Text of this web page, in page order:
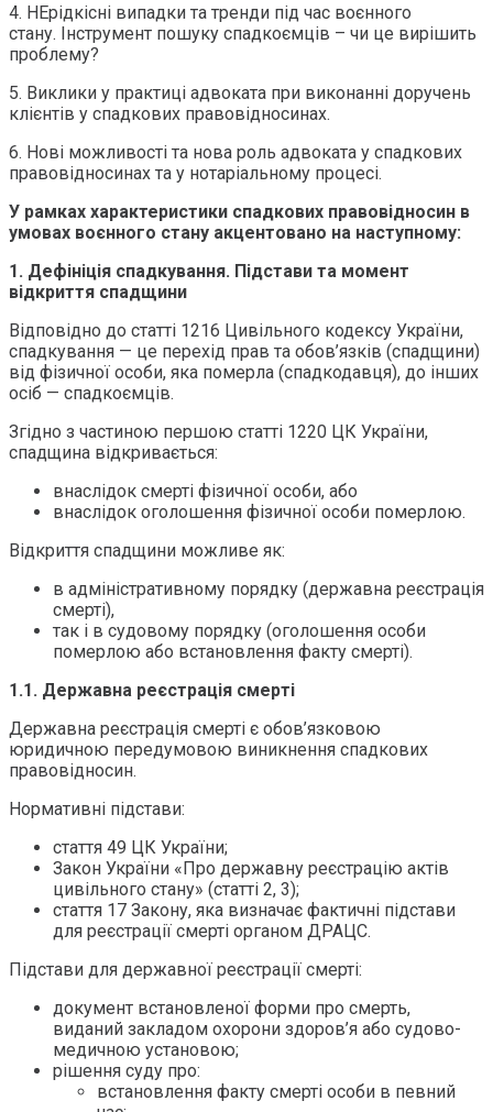
4. НЕрідкісні випадки та тренди під час воєнного
стану. Інструмент пошуку спадкоємців – чи це вирішить
проблему?
5. Виклики у практиці адвоката при виконанні доручень
клієнтів у спадкових правовідносинах.
6. Нові можливості та нова роль адвоката у спадкових
правовідносинах та у нотаріальному процесі.
У рамках характеристики спадкових правовідносин в
умовах воєнного стану акцентовано на наступному:
1. Дефініція спадкування. Підстави та момент
відкриття спадщини
Відповідно до статті 1216 Цивільного кодексу України,
спадкування — це перехід прав та обов’язків (спадщини)
від фізичної особи, яка померла (спадкодавця), до інших
осіб — спадкоємців.
Згідно з частиною першою статті 1220 ЦК України,
спадщина відкривається:
внаслідок смерті фізичної особи, або
внаслідок оголошення фізичної особи померлою.
Відкриття спадщини можливе як:
в адміністративному порядку (державна реєстрація
смерті),
так і в судовому порядку (оголошення особи
померлою або встановлення факту смерті).
1.1. Державна реєстрація смерті
Державна реєстрація смерті є обов’язковою
юридичною передумовою виникнення спадкових
правовідносин.
Нормативні підстави:
стаття 49 ЦК України;
Закон України «Про державну реєстрацію актів
цивільного стану» (статті 2, 3);
стаття 17 Закону, яка визначає фактичні підстави
для реєстрації смерті органом ДРАЦС.
Підстави для державної реєстрації смерті:
документ встановленої форми про смерть,
виданий закладом охорони здоров’я або судово-
медичною установою;
рішення суду про:
встановлення факту смерті особи в певний